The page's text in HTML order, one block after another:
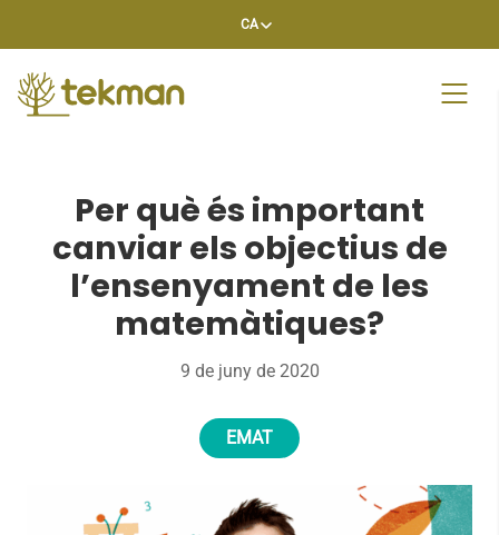
CA
Per què és important
canviar els objectius de
l’ensenyament de les
matemàtiques?
9 de juny de 2020
EMAT